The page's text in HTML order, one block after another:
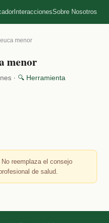
InteraccionesSobre Nosotros
menor
menor
· 🔍 Herramienta
reemplaza el consejo
de salud.